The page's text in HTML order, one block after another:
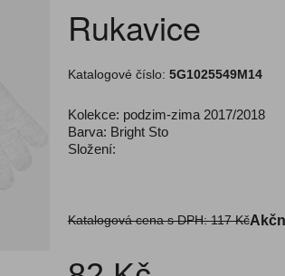
Rukavice
Katalogové číslo: 5G1025549M14
Kolekce: podzim-zima 2017/2018
Barva: Bright Sto
Složení:
Katalogová cena s DPH:117 Kč